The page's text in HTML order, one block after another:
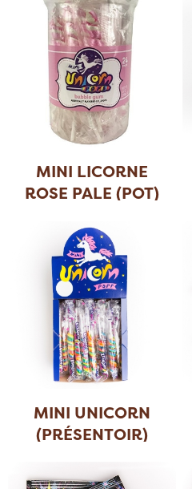
MINI LICORNE
ROSE PALE (POT)
MINI UNICORN
(PRÉSENTOIR)